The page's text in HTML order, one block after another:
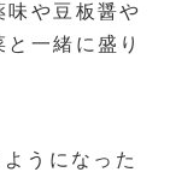
味や豆板醤や
一緒に盛り
うになった